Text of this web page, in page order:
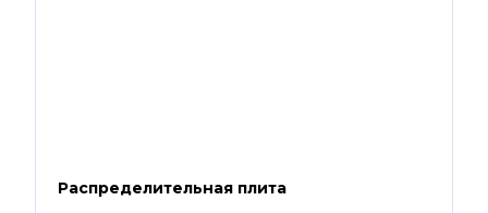
Распределительная плита